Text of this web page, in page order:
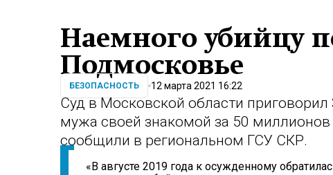
Наемного убийцу
Подмосковье
БЕЗОПАСНОСТЬ 12 марта 2021 16:22
Суд в Московской области
мужа своей знакомой за 50 миллионов
сообщили в региональном ГСУ СКР.
«В августе 2019 года к осужденному